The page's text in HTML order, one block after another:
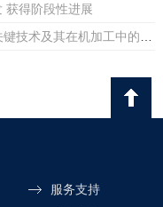
获得阶段性进展
服务支持